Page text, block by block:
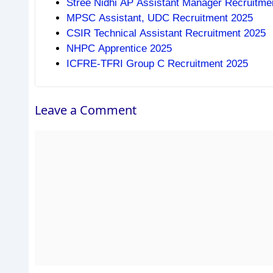
Stree Nidhi AP Assistant Manager
MPSC Assistant, UDC Recruitment 2025
CSIR Technical Assistant Recruitment 2025
NHPC Apprentice 2025
ICFRE-TFRI Group C Recruitment 2025
Leave a Comment